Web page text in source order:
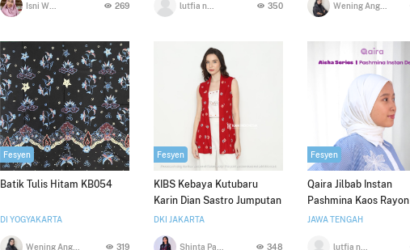
269 350
Fesyen
Batik Tulis Hitam KB054
DI YOGYAKARTA
319
Fesyen
KIBS Kebaya Kutubaru
Karin Dian Sastro Jumputan
Jogya Merah Putih
DKI JAKARTA
348
Fesyen
Qaira Jilbab Instan
Pashmina Kaos Rayon
Aisha Series
JAWA TENGAH